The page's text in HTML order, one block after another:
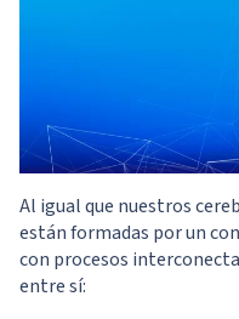
Al igual que nuestros
están formadas por un
con procesos
entre sí: